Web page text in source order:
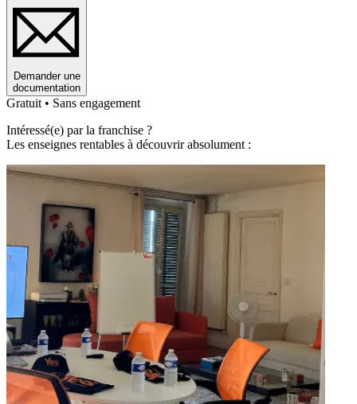
Demander une
documentation
Gratuit • Sans engagement
Intéressé(e) par la franchise ?
Les enseignes rentables à découvrir absolument :